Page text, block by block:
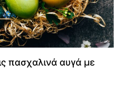
πασχαλινά αυγά με